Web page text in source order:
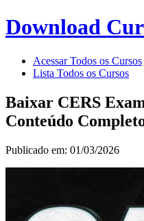
Download
Acessar Todos os Cursos
Lista Todos os Cursos
Baixar CERS
Conteúdo
Publicado em: 01/03/2026